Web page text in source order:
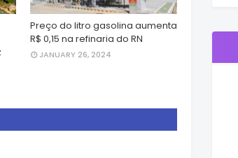
Preço do litro gasolina aumenta
R$ 0,15 na refinaria do RN
JANUARY 26, 2024